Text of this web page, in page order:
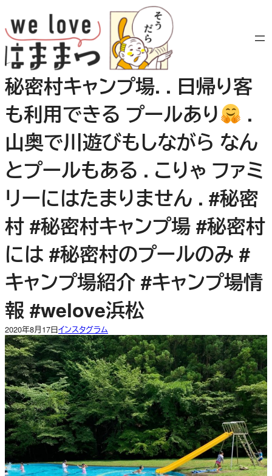
容
を
ス
キ
ッ
プ
秘密村キャンプ場. . 日帰り客
も利用できる プールあり
.
山奥で川遊びもしながら なん
とプールもある . こりゃ ファミ
リーにはたまりません . #秘密
村 #秘密村キャンプ場 #秘密村
には #秘密村のプールのみ #
キャンプ場紹介 #キャンプ場情
報 #welove浜松
2020年8月17日インスタグラム